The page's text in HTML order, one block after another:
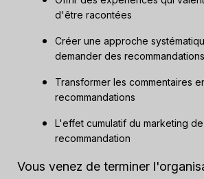
d'être racontées
Créer une approche
demander des recommandations
Transformer les commentaires
recommandations
L'effet cumulatif du marketing de
recommandation
Vous venez de terminer